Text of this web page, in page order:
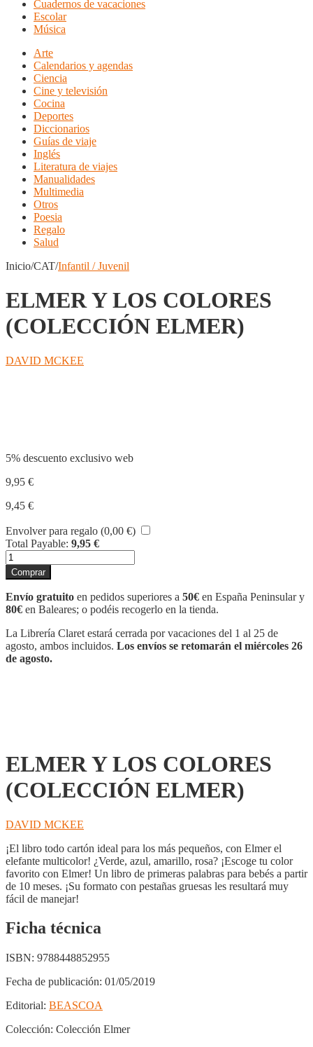
Cuadernos de vacaciones
Escolar
Música
Arte
Calendarios y agendas
Ciencia
Cine y televisión
Cocina
Deportes
Diccionarios
Guías de viaje
Inglés
Literatura de viajes
Manualidades
Multimedia
Otros
Poesia
Regalo
Salud
Inicio/CAT/Infantil / Juvenil
ELMER Y LOS COLORES
(COLECCIÓN ELMER)
DAVID MCKEE
5% descuento exclusivo web
9,95 €
9,45 €
Envolver para regalo (0,00 €)
Total Payable: 9,95 €
ELMER
Y
LOS
COLORES
(COLECCIÓN
cantidad
Comprar
Envío gratuito en pedidos superiores a 50€ en España Peninsular y
80€ en Baleares; o podéis recogerlo en la tienda.
La Librería Claret estará cerrada por vacaciones del 1 al 25 de
agosto, ambos incluidos. Los envíos se retomarán el miércoles 26
de agosto.
ELMER Y LOS COLORES
(COLECCIÓN ELMER)
DAVID MCKEE
¡El libro todo cartón ideal para los más pequeños, con Elmer el
elefante multicolor! ¿Verde, azul, amarillo, rosa? ¡Escoge tu color
favorito con Elmer! Un libro de primeras palabras para bebés a partir
de 10 meses. ¡Su formato con pestañas gruesas les resultará muy
fácil de manejar!
Ficha técnica
ISBN: 9788448852955
Fecha de publicación: 01/05/2019
Editorial: BEASCOA
Colección: Colección Elmer